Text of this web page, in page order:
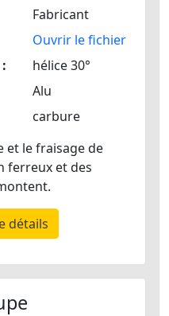
Fabricant
Ouvrir le fichier
hélice 30°
Alu
carbure
et le fraisage de
ferreux et des
détails